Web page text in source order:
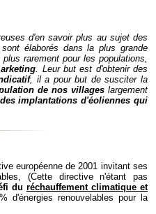
d'en savoir plus au sujet des
élaborés dans la plus grande
rarement pour les populations,
. Leur but est d'obtenir des
, il a pour but de susciter la
de nos villages largement
implantations d'éoliennes qui
européenne de 2001 invitant ses
(Cette directive n'étant pas
du réchauffement climatique et
d'énergies renouvelables pour la